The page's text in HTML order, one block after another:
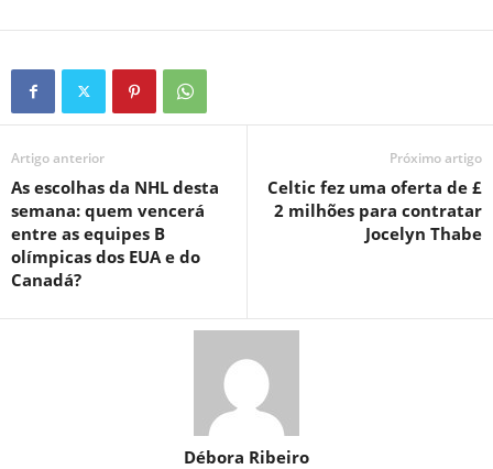
Artigo anterior
As escolhas da NHL desta
semana: quem vencerá
entre as equipes B
olímpicas dos EUA e do
Canadá?
Próximo artigo
Celtic fez uma oferta de £
2 milhões para contratar
Jocelyn Thabe
Débora Ribeiro